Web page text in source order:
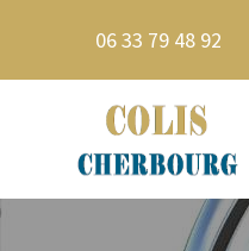
06 33 79 48 92